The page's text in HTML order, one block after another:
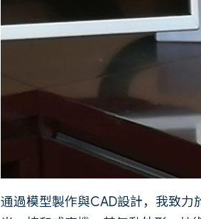
通過模型製作與CAD設計，我致